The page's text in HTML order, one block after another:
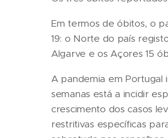
Em termos de óbitos, o
19: o Norte do país
Algarve e os Açores 15
A pandemia em Portugal
semanas está a incidir
crescimento dos casos
restritivas específicas